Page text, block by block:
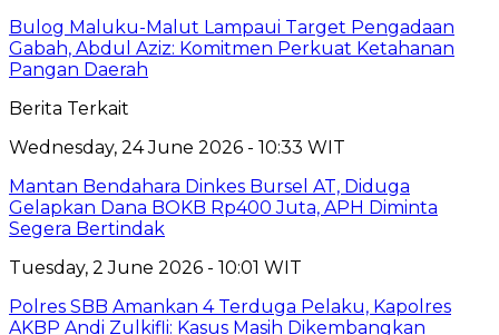
Bulog Maluku-Malut Lampaui Target Pengadaan
Gabah, Abdul Aziz: Komitmen Perkuat Ketahanan
Pangan Daerah
Berita Terkait
Wednesday, 24 June 2026 - 10:33 WIT
Mantan Bendahara Dinkes Bursel AT, Diduga
Gelapkan Dana BOKB Rp400 Juta, APH Diminta
Segera Bertindak
Tuesday, 2 June 2026 - 10:01 WIT
Polres SBB Amankan 4 Terduga Pelaku, Kapolres
AKBP Andi Zulkifli: Kasus Masih Dikembangkan